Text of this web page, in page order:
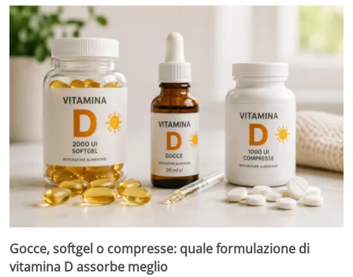
Gocce, softgel o compresse: quale formulazione di
vitamina D assorbe meglio